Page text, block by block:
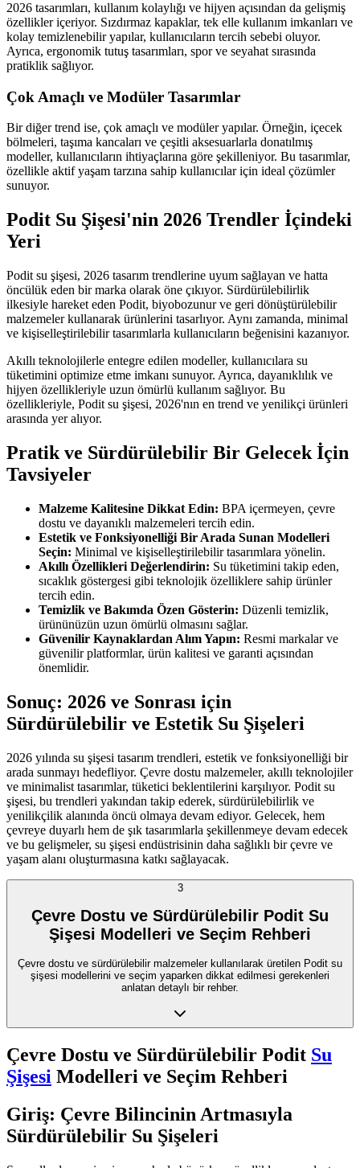
2026 tasarımları, kullanım kolaylığı ve hijyen açısından da gelişmiş
özellikler içeriyor. Sızdırmaz kapaklar, tek elle kullanım imkanları ve
kolay temizlenebilir yapılar, kullanıcıların tercih sebebi oluyor.
Ayrıca, ergonomik tutuş tasarımları, spor ve seyahat sırasında
pratiklik sağlıyor.
Çok Amaçlı ve Modüler Tasarımlar
Bir diğer trend ise, çok amaçlı ve modüler yapılar. Örneğin, içecek
bölmeleri, taşıma kancaları ve çeşitli aksesuarlarla donatılmış
modeller, kullanıcıların ihtiyaçlarına göre şekilleniyor. Bu tasarımlar,
özellikle aktif yaşam tarzına sahip kullanıcılar için ideal çözümler
sunuyor.
Podit Su Şişesi'nin 2026 Trendler İçindeki
Yeri
Podit su şişesi, 2026 tasarım trendlerine uyum sağlayan ve hatta
öncülük eden bir marka olarak öne çıkıyor. Sürdürülebilirlik
ilkesiyle hareket eden Podit, biyobozunur ve geri dönüştürülebilir
malzemeler kullanarak ürünlerini tasarlıyor. Aynı zamanda, minimal
ve kişiselleştirilebilir tasarımlarla kullanıcıların beğenisini kazanıyor.
Akıllı teknolojilerle entegre edilen modeller, kullanıcılara su
tüketimini optimize etme imkanı sunuyor. Ayrıca, dayanıklılık ve
hijyen özellikleriyle uzun ömürlü kullanım sağlıyor. Bu
özellikleriyle, Podit su şişesi, 2026'nın en trend ve yenilikçi ürünleri
arasında yer alıyor.
Pratik ve Sürdürülebilir Bir Gelecek İçin
Tavsiyeler
Malzeme Kalitesine Dikkat Edin: BPA içermeyen, çevre
dostu ve dayanıklı malzemeleri tercih edin.
Estetik ve Fonksiyonelliği Bir Arada Sunan Modelleri
Seçin: Minimal ve kişiselleştirilebilir tasarımlara yönelin.
Akıllı Özellikleri Değerlendirin: Su tüketimini takip eden,
sıcaklık göstergesi gibi teknolojik özelliklere sahip ürünler
tercih edin.
Temizlik ve Bakımda Özen Gösterin: Düzenli temizlik,
ürününüzün uzun ömürlü olmasını sağlar.
Güvenilir Kaynaklardan Alım Yapın: Resmi markalar ve
güvenilir platformlar, ürün kalitesi ve garanti açısından
önemlidir.
Sonuç: 2026 ve Sonrası için
Sürdürülebilir ve Estetik Su Şişeleri
2026 yılında su şişesi tasarım trendleri, estetik ve fonksiyonelliği bir
arada sunmayı hedefliyor. Çevre dostu malzemeler, akıllı teknolojiler
ve minimalist tasarımlar, tüketici beklentilerini karşılıyor. Podit su
şişesi, bu trendleri yakından takip ederek, sürdürülebilirlik ve
yenilikçilik alanında öncü olmaya devam ediyor. Gelecek, hem
çevreye duyarlı hem de şık tasarımlarla şekillenmeye devam edecek
ve bu gelişmeler, su şişesi endüstrisinin daha sağlıklı bir çevre ve
yaşam alanı oluşturmasına katkı sağlayacak.
3
Çevre Dostu ve Sürdürülebilir Podit Su
Şişesi Modelleri ve Seçim Rehberi
Çevre dostu ve sürdürülebilir malzemeler kullanılarak üretilen Podit su
şişesi modellerini ve seçim yaparken dikkat edilmesi gerekenleri
anlatan detaylı bir rehber.
Çevre Dostu ve Sürdürülebilir Podit Su
Şişesi Modelleri ve Seçim Rehberi
Giriş: Çevre Bilincinin Artmasıyla
Sürdürülebilir Su Şişeleri